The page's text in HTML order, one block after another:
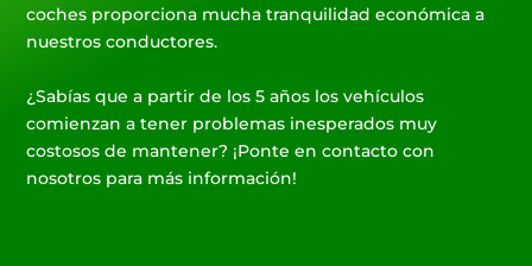
coches proporciona mucha tranquilidad económica a
nuestros conductores.
¿Sabías que a partir de los 5 años los vehículos
comienzan a tener problemas inesperados muy
costosos de mantener? ¡Ponte en contacto con
nosotros para más información!